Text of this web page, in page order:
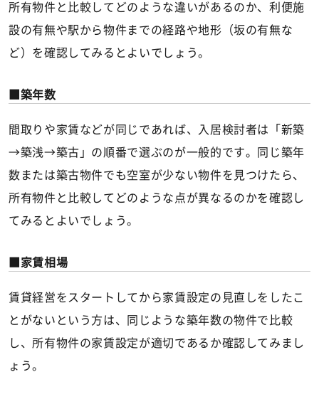
所有物件と比較してどのような違いがあるのか、利便施
設の有無や駅から物件までの経路や地形（坂の有無な
ど）を確認してみるとよいでしょう。
築年数
間取りや家賃などが同じであれば、入居検討者は「新築
→築浅→築古」の順番で選ぶのが一般的です。同じ築年
数または築古物件でも空室が少ない物件を見つけたら、
所有物件と比較してどのような点が異なるのかを確認し
てみるとよいでしょう。
家賃相場
賃貸経営をスタートしてから家賃設定の見直しをしたこ
とがないという方は、同じような築年数の物件で比較
し、所有物件の家賃設定が適切であるか確認してみまし
ょう。